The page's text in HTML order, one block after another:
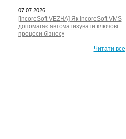
07.07.2026
[IncoreSoft VEZHA] Як IncoreSoft VMS
допомагає автоматизувати ключові
процеси бізнесу
Читати все